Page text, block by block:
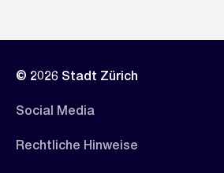
© 2026 Stadt Zürich
Social Media
Rechtliche Hinweise